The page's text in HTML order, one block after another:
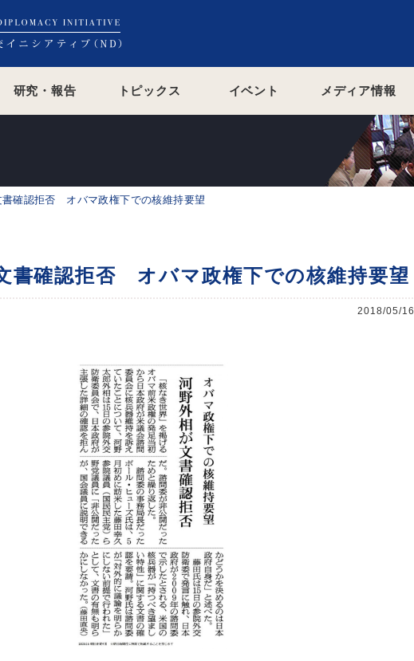
研究・報告 トピックス イベント メディア情報
書確認拒否 オバマ政権下での核維持要望
書確認拒否 オバマ政権下での核維持要望
2018/05/16